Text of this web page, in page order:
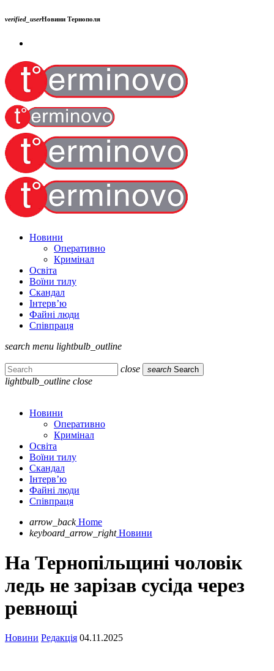
verified_userНовини Тернополя
Новини
Оперативно
Кримінал
Освіта
Воїни тилу
Скандал
Інтерв’ю
Файні люди
Співпраця
search menu lightbulb_outline
close search Search
lightbulb_outline close
Новини
Оперативно
Кримінал
Освіта
Воїни тилу
Скандал
Інтерв’ю
Файні люди
Співпраця
arrow_back Home
keyboard_arrow_right Новини
На Тернопільщині чоловік
ледь не зарізав сусіда через
ревнощі
Новини Редакція 04.11.2025